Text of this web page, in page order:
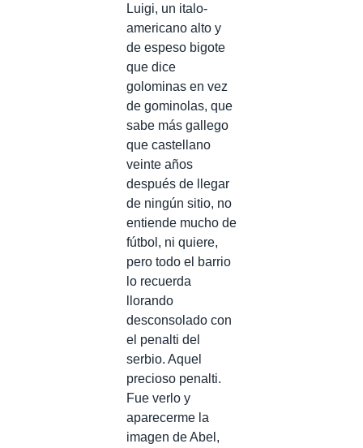
Luigi, un italo-
americano alto y
de espeso bigote
que dice
golominas en vez
de gominolas, que
sabe más gallego
que castellano
veinte años
después de llegar
de ningún sitio, no
entiende mucho de
fútbol, ni quiere,
pero todo el barrio
lo recuerda
llorando
desconsolado con
el penalti del
serbio. Aquel
precioso penalti.
Fue verlo y
aparecerme la
imagen de Abel,